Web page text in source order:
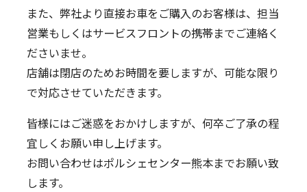
また、弊社より直接お車をご購入のお客様は、担当
営業もしくはサービスフロントの携帯までご連絡く
ださいませ。
店舗は閉店のためお時間を要しますが、可能な限り
で対応させていただきます。
皆様にはご迷惑をおかけしますが、何卒ご了承の程
宜しくお願い申し上げます。
お問い合わせはポルシェセンター熊本までお願い致
します。
プライバシーポリシー
プジョー熊本
シトロエン熊本